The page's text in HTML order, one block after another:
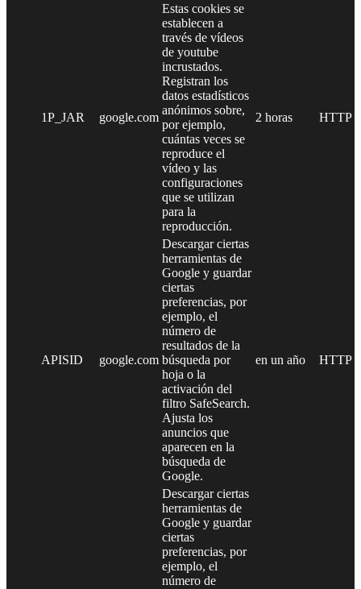
1P_JAR google.com
Estas cookies se
establecen a
través de vídeos
de youtube
incrustados.
Registran los
datos estadísticos
anónimos sobre,
por ejemplo,
cuántas veces se
reproduce el
vídeo y las
configuraciones
que se utilizan
para la
reproducción.
2 horas HTTP
APISID google.com
Descargar ciertas
herramientas de
Google y guardar
ciertas
preferencias, por
ejemplo, el
número de
resultados de la
búsqueda por
hoja o la
activación del
filtro SafeSearch.
Ajusta los
anuncios que
aparecen en la
búsqueda de
Google.
en un año HTTP
Descargar ciertas
herramientas de
Google y guardar
ciertas
preferencias, por
ejemplo, el
número de